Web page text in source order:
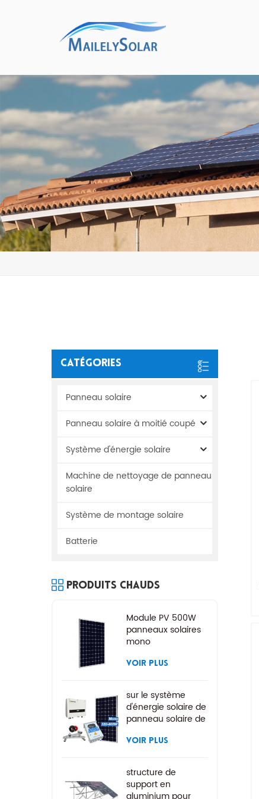
Catégories
Panneau solaire
Panneau solaire à moitié coupé
Système d'énergie solaire
Machine de nettoyage de panneau
solaire
Système de montage solaire
Batterie
Produits Chauds
Module PV 500W
panneaux solaires
mono
VOIR PLUS
sur le système
d'énergie solaire de
panneau solaire de
VOIR PLUS
structure de
support en